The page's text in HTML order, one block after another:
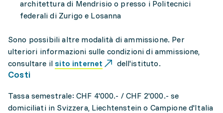
architettura di Mendrisio o presso i Politecnici
federali di Zurigo e Losanna
Sono possibili altre modalità di ammissione. Per
ulteriori informazioni sulle condizioni di ammissione,
consultare il sito internet dell'istituto.
Costi
Tassa semestrale: CHF 4'000.- / CHF 2'000.- se
domiciliati in Svizzera, Liechtenstein o Campione d'Italia